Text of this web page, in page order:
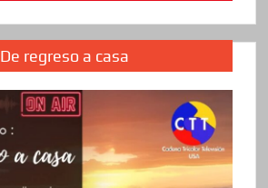
De regreso a casa